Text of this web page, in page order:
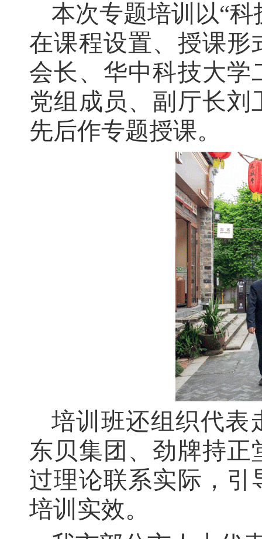
本次专题培训以“
在课程设置、授课形
会长、华中科技大
党组成员、副厅长
先后作专题授课。
培训班还组织代表
东贝集团、劲牌持
过理论联系实际，
培训实效。